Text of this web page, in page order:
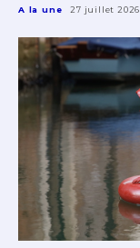
A la une 27 juillet 2026